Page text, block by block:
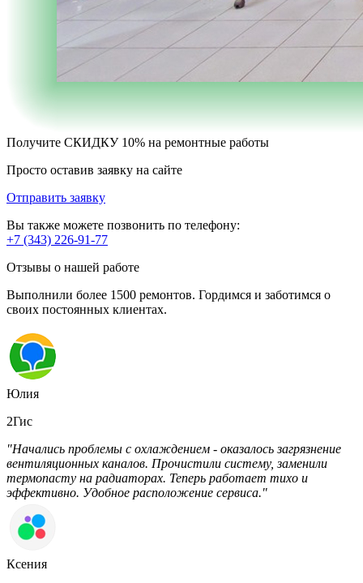
Получите СКИДКУ 10% на ремонтные работы
Просто оставив заявку на сайте
Отправить заявку
Вы также можете позвонить по телефону:
+7 (343) 226-91-77
Отзывы о нашей работе
Выполнили более 1500 ремонтов. Гордимся и заботимся о
своих постоянных клиентах.
Юлия
2Гис
"Начались проблемы с охлаждением - оказалось загрязнение
вентиляционных каналов. Прочистили систему, заменили
термопасту на радиаторах. Теперь работает тихо и
эффективно. Удобное расположение сервиса."
Ксения